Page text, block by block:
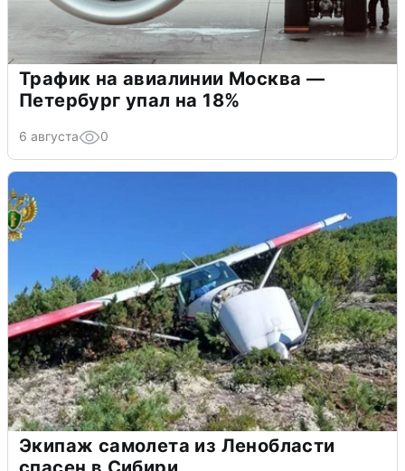
Трафик на авиалинии Москва —
Петербург упал на 18%
6 августа 0
Экипаж самолета из Ленобласти